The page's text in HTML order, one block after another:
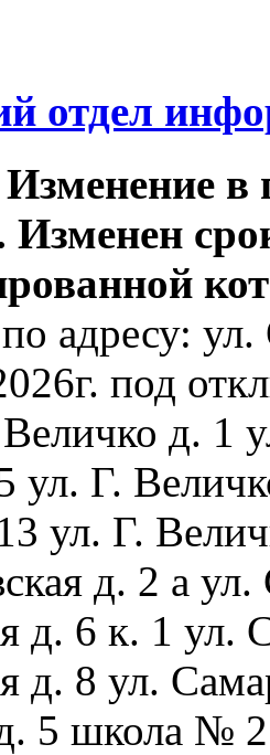
отдел
в
Изменен
адресу:
под
д. 1
ул. Г.
ул. Г.
д. 2 а
д. 6 к. 1 ул.
д. 8 ул.
5 школа №